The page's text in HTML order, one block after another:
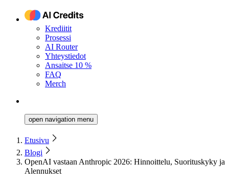
Krediitit
Prosessi
AI Router
Yhteystiedot
Ansaitse 10 %
FAQ
Merch
open navigation menu
Etusivu
Blogi
OpenAI vastaan Anthropic 2026: Hinnoittelu, Suorituskyky ja
Alennukset